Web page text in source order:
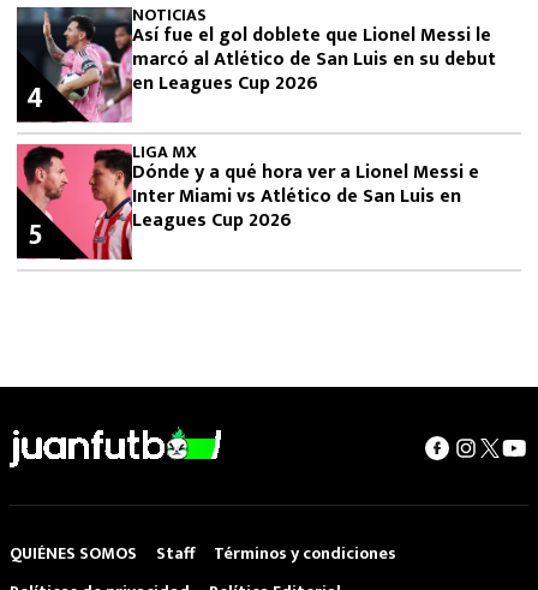
NOTICIAS
Así fue el gol doblete que Lionel Messi le
marcó al Atlético de San Luis en su debut
en Leagues Cup 2026
4
LIGA MX
Dónde y a qué hora ver a Lionel Messi e
Inter Miami vs Atlético de San Luis en
Leagues Cup 2026
5
QUIÉNES SOMOS Staff
Términos y condiciones